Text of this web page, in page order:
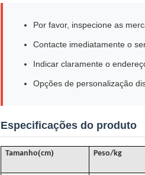
Por favor, inspecione as
Contacte imediatamente o
Indicar claramente o
Opções de personalização
Especificações do produto
Tamanho(cm) Peso/kg